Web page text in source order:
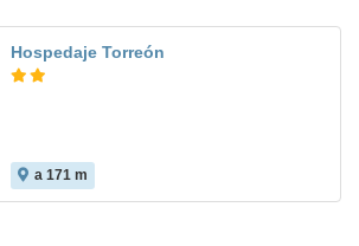
Hospedaje Torreón
a 171 m